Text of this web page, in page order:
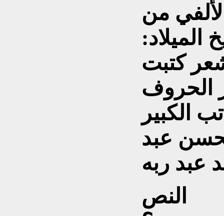
من
الميلاد:
كتبت
الحروف
الكبير
عبد
عبد ربه
النص